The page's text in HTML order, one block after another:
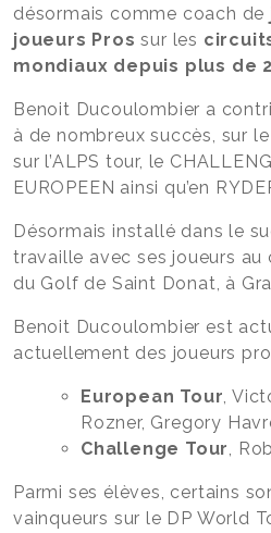
désormais comme coach de
joueurs Pros sur les
mondiaux depuis plus de
Benoit Ducoulombier a
à de nombreux succès, sur
sur l’ALPS tour, le
EUROPEEN ainsi qu’en
Désormais installé dans le
travaille avec ses joueurs au
du Golf de Saint Donat, à
Benoit Ducoulombier est
actuellement des joueurs
European Tour,
Rozner, Gregory
Challenge Tour,
Parmi ses élèves, certains
vainqueurs sur le DP World